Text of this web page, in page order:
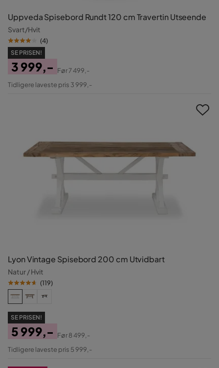
Uppveda Spisebord Rundt 120 cm Travertin Utseende
Svart/Hvit
(4)
SE PRISEN!
Pris
3 999,-
Original
Før7 499,-
Tidligere laveste pris 3 999,-
Lyon Vintage Spisebord 200 cm Utvidbart
Natur / Hvit
(119)
SE PRISEN!
Pris
5 999,-
Original
Før8 499,-
Tidligere laveste pris 5 999,-